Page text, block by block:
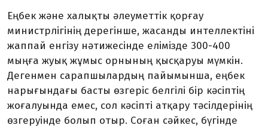
Еңбек және халықты әлеу­меттік қорғау
министрлігінің дере­гінше, жасанды интеллектіні
жаппай енгізу нәтижесінде еліміз­де 300-400
мыңға жуық жұмыс орнының қысқаруы мүмкін.
Дегенмен сарапшылардың пайымынша, еңбек
нарығындағы бас­ты өзгеріс белгілі бір кәсіптің
жоғалуында емес, сол кәсіпті атқару тәсілдерінің
өзгеруінде болып отыр. Соған сәйкес, бү­гінде